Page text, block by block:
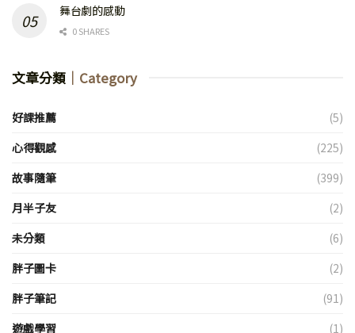
舞台劇的感動
0 SHARES
文章分類 ｜Category
好課推薦
(5)
心得觀感
(225)
故事隨筆
(399)
月半子友
(2)
未分類
(6)
胖子圖卡
(2)
胖子筆記
(91)
遊戲學習
(1)